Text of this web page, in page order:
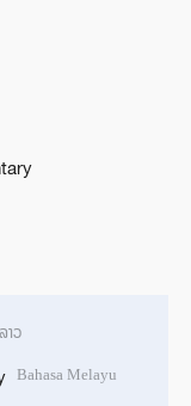
ລາວ
Bahasa Melayu